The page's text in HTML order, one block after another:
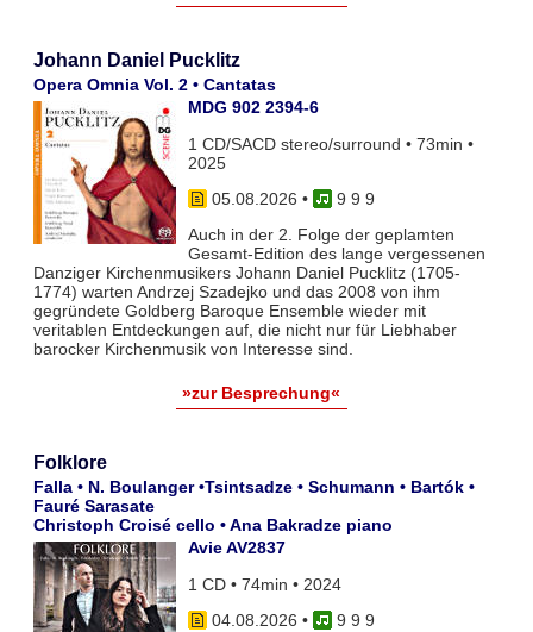
Johann Daniel Pucklitz
Opera Omnia Vol. 2 • Cantatas
MDG 902 2394-6
1 CD/SACD stereo/surround • 73min •
2025
05.08.2026 •
9 9 9
Auch in der 2. Folge der geplamten
Gesamt-Edition des lange vergessenen
Danziger Kirchenmusikers Johann Daniel Pucklitz (1705-
1774) warten Andrzej Szadejko und das 2008 von ihm
gegründete Goldberg Baroque Ensemble wieder mit
veritablen Entdeckungen auf, die nicht nur für Liebhaber
barocker Kirchenmusik von Interesse sind.
»zur Besprechung«
Folklore
Falla • N. Boulanger •Tsintsadze • Schumann • Bartók •
Fauré Sarasate
Christoph Croisé cello • Ana Bakradze piano
Avie AV2837
1 CD • 74min • 2024
04.08.2026 •
9 9 9